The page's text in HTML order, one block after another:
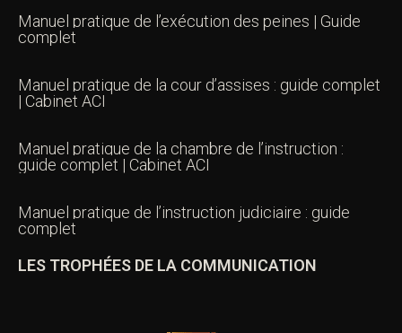
Manuel pratique de l’exécution des peines | Guide
complet
Manuel pratique de la cour d’assises : guide complet
| Cabinet ACI
Manuel pratique de la chambre de l’instruction :
guide complet | Cabinet ACI
Manuel pratique de l’instruction judiciaire : guide
complet
LES TROPHÉES DE LA COMMUNICATION